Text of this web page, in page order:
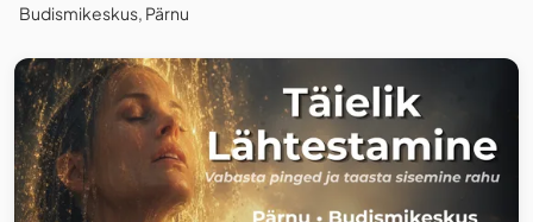
Budismikeskus, Pärnu